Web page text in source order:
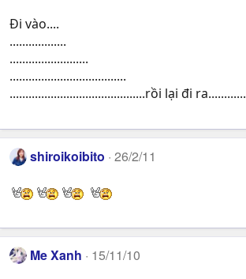
Đi vào....
..................
.........................
.....................................
...........................................rồi lại đi ra............
shiroikoibito 26/2/11
Me Xanh 15/11/10